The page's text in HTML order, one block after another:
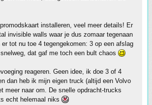
installeren, veel meer details! Er
invisible walls waar je dus zomaar tegenaan
tot nu toe 4 tegengekomen: 3 op een afslag
dat gaf me toch een bult chaos
reageren. Geen idee, ik doe 3 of 4
dan heb ik mijn eigen truck (altijd een Volvo
meer naar om. De snelle opdracht-trucks
echt helemaal niks